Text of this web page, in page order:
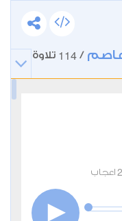
/
114 تلاوة
اعجاب